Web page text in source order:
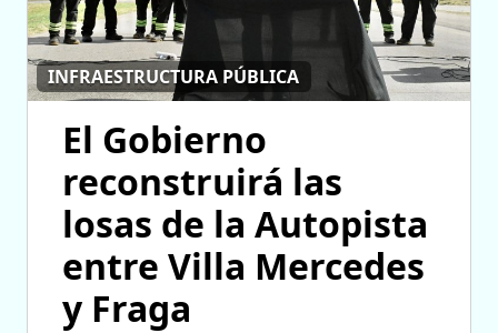
INFRAESTRUCTURA PÚBLICA
El Gobierno
reconstruirá las
losas de la Autopista
entre Villa Mercedes
y Fraga